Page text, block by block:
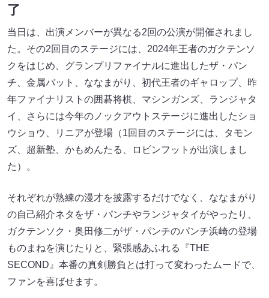
了
当日は、出演メンバーが異なる2回の公演が開催されまし
た。その2回目のステージには、2024年王者のガクテンソ
クをはじめ、グランプリファイナルに進出したザ・パン
チ、金属バット、ななまがり、初代王者のギャロップ、昨
年ファイナリストの囲碁将棋、マシンガンズ、ランジャタ
イ、さらには今年のノックアウトステージに進出したショ
ウショウ、リニアが登場（1回目のステージには、タモン
ズ、超新塾、かもめんたる、ロビンフットが出演しまし
た）。
それぞれが熟練の漫才を披露するだけでなく、ななまがり
の自己紹介ネタをザ・パンチやランジャタイがやったり、
ガクテンソク・奥田修二がザ・パンチのパンチ浜崎の登場
ものまねを演じたりと、緊張感あふれる『THE
SECOND』本番の真剣勝負とは打って変わったムードで、
ファンを喜ばせます。